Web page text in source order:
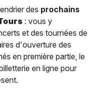
des prochains
: vous y
et des tournées de
d'ouverture des
en première partie, le
en ligne pour